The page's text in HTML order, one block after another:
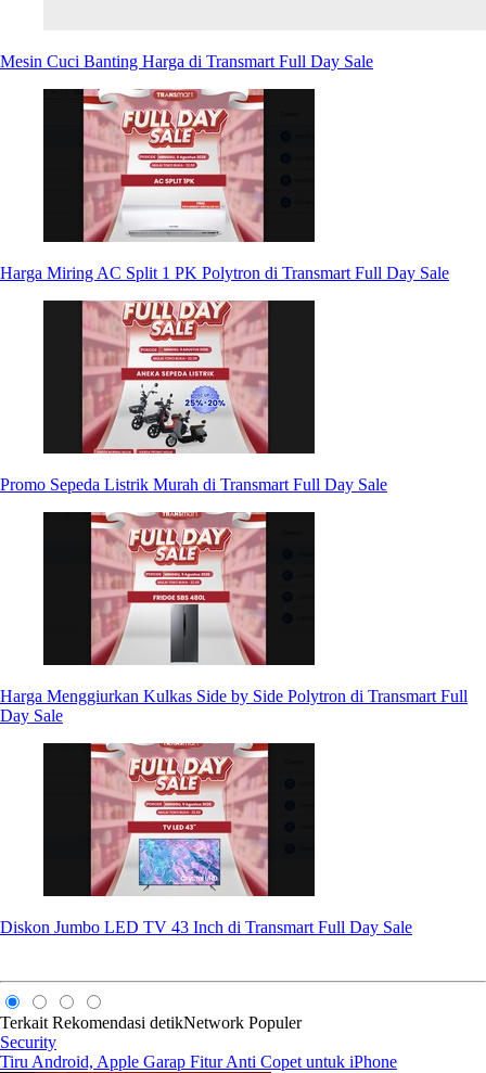
Mesin Cuci Banting Harga di Transmart Full Day Sale
Harga Miring AC Split 1 PK Polytron di Transmart Full Day Sale
Promo Sepeda Listrik Murah di Transmart Full Day Sale
Harga Menggiurkan Kulkas Side by Side Polytron di Transmart Full
Day Sale
Diskon Jumbo LED TV 43 Inch di Transmart Full Day Sale
Terkait Rekomendasi detikNetwork Populer
Security
Tiru Android, Apple Garap Fitur Anti Copet untuk iPhone